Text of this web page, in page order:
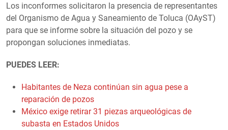
Los inconformes solicitaron la presencia de representantes
del Organismo de Agua y Saneamiento de Toluca (OAyST)
para que se informe sobre la situación del pozo y se
propongan soluciones inmediatas.
PUEDES LEER:
Habitantes de Neza continúan sin agua pese a
reparación de pozos
México exige retirar 31 piezas arqueológicas de
subasta en Estados Unidos